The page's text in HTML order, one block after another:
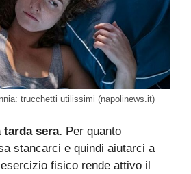
trucchetti utilissimi (napolinews.it)
sera. Per quanto
stancarci e quindi aiutarci a
fisico rende attivo il